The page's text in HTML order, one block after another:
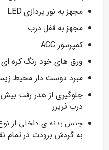
مجهز به نور پردازی LED
مجهز به قفل درب
كمپرسور ACC
ورق های خود رنگ كره ای
مبرد دوست دار محیط
جلوگیری از هدر رفت بیش
درب فریزر
جنس بدنه ی داخلی از نوع
به گردش برودت در تمام